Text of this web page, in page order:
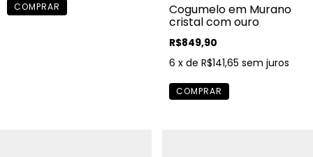
Cogumelo em Murano
cristal com ouro
R$849,90
6 x de R$141,65 sem juros